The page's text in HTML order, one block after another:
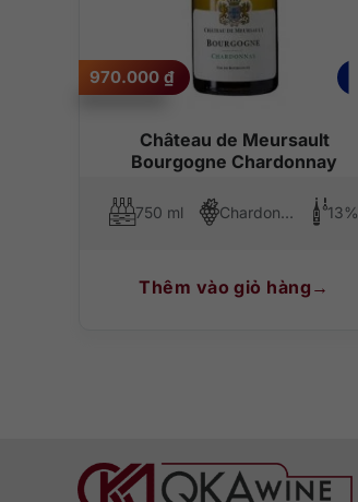
Château de Meursault
Bourgogne Chardonnay
970.000 ₫
750 ml Chardonnay 13%
Thêm vào giỏ hàng